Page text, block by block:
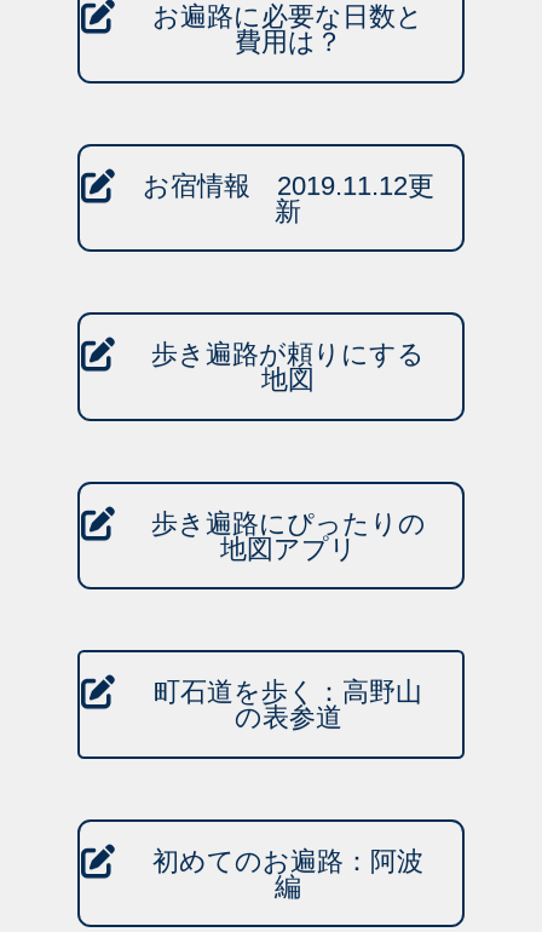
お遍路に必要な日数と
費用は？
お宿情報 2019.11.12更
新
歩き遍路が頼りにする
地図
歩き遍路にぴったりの
地図アプリ
町石道を歩く：高野山
の表参道
初めてのお遍路：阿波
編